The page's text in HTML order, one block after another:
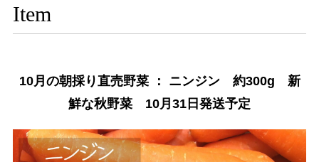
Item
10月の朝採り直売野菜 ： ニンジン 約300g 新
鮮な秋野菜 10月31日発送予定